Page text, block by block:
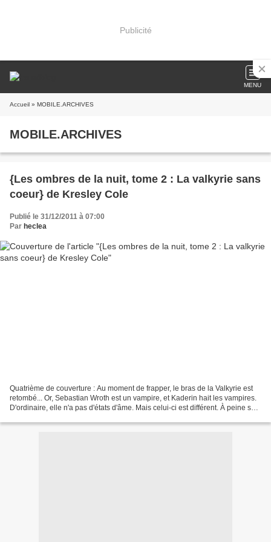
Publicité
MENU
Accueil » MOBILE.ARCHIVES
MOBILE.ARCHIVES
{Les ombres de la nuit, tome 2 : La valkyrie sans
coeur} de Kresley Cole
Publié le 31/12/2011 à 07:00
Par heclea
Quatrième de couverture : Au moment de frapper, le bras de la Valkyrie est
retombé... Or, Sebastian Wroth est un vampire, et Kaderin hait les vampires.
D'ordinaire, elle n'a pas d'états d'âme. Mais celui-ci est différent. À peine se